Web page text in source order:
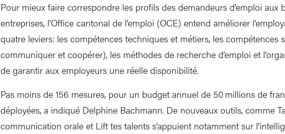
Pour mieux faire correspondre les profils des demandeurs d’emploi aux
entreprises, l’Office cantonal de l’emploi (OCE) entend améliorer
quatre leviers: les compétences techniques et métiers, les compétences
communiquer et coopérer), les méthodes de recherche d’emploi et
de garantir aux employeurs une réelle disponibilité.
Pas moins de 156 mesures, pour un budget annuel de 50 millions de
déployées, a indiqué Delphine Bachmann. De nouveaux outils, comme
communication orale et Lift tes talents s’appuient notamment sur